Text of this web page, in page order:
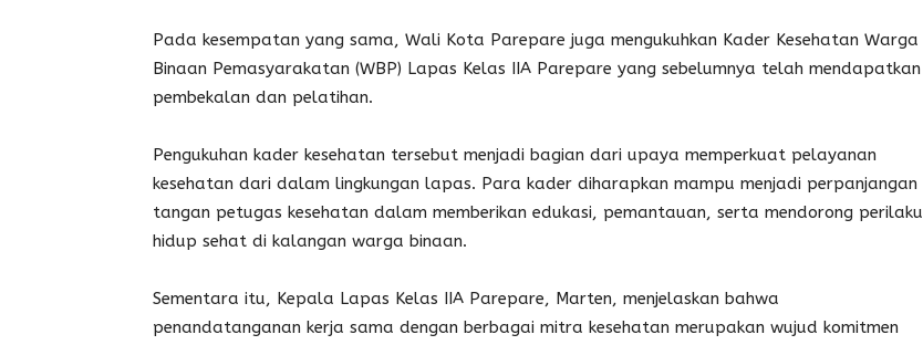
Pada kesempatan yang sama, Wali Kota Parepare juga mengukuhkan Kader Kesehatan Warga
Binaan Pemasyarakatan (WBP) Lapas Kelas IIA Parepare yang sebelumnya telah mendapatkan
pembekalan dan pelatihan.
Pengukuhan kader kesehatan tersebut menjadi bagian dari upaya memperkuat pelayanan
kesehatan dari dalam lingkungan lapas. Para kader diharapkan mampu menjadi perpanjangan
tangan petugas kesehatan dalam memberikan edukasi, pemantauan, serta mendorong perilaku
hidup sehat di kalangan warga binaan.
Sementara itu, Kepala Lapas Kelas IIA Parepare, Marten, menjelaskan bahwa
penandatanganan kerja sama dengan berbagai mitra kesehatan merupakan wujud komitmen